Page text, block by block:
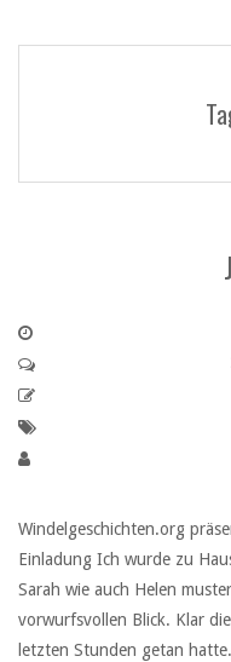
Windelgeschichten.org
Einladung Ich wurde zu
Sarah wie auch Helen
vorwurfsvollen Blick. Klar
letzten Stunden getan